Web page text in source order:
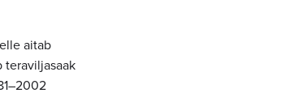
aitab
teraviljasaak